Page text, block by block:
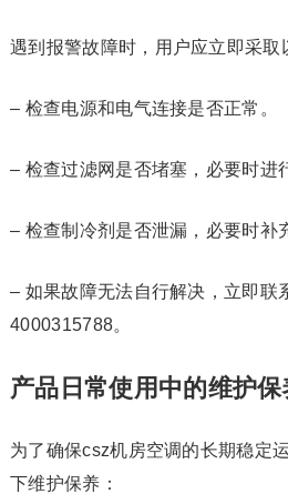
遇到报警故障时，用户应立即采取
– 检查电源和电气连接是否正常。
– 检查过滤网是否堵塞，必要时进
– 检查制冷剂是否泄漏，必要时补
– 如果故障无法自行解决，立即联
4000315788。
产品日常使用中的维护
为了确保csz机房空调的长期稳定
下维护保养：